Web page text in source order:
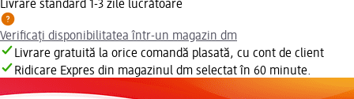
Livrare standard 1-3 zile lucrătoare
Verificați disponibilitatea într-un magazin dm
Livrare gratuită la orice comandă plasată, cu cont de client
Ridicare Expres din magazinul dm selectat în 60 minute.